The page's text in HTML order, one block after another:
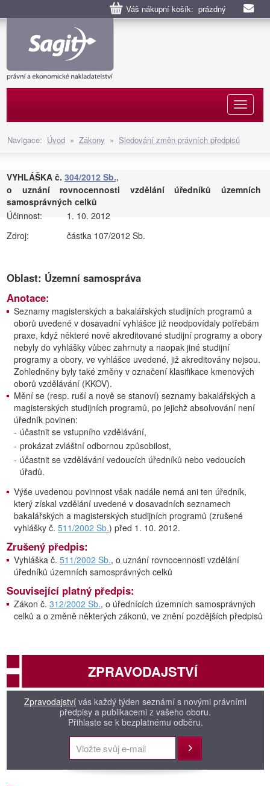
Váš nákupní košík: prázdný
Navigace: Úvod » Zákony » Sledování změn právních předpisů
VYHLÁŠKA č. 304/2012 Sb.,
o uznání rovnocennosti vzdělání úředníků územních
samosprávných celků
Účinnost:
1. 10. 2012
Zdroj:
částka 107/2012 Sb.
Oblast: Územní samospráva
Anotace:
Seznamy magisterských a bakalářských studijních programů a
oborů uvedené v dosavadní vyhlášce již neodpovídaly potřebám
praxe, když některé nově akreditované studijní programy a obory
nebyly do vyhlášky vůbec zahrnuty a naopak jiné studijní
programy a obory, ve vyhlášce uvedené, již akreditovány nejsou.
Zohledněny byly také změny v označení klasifikace kmenových
oborů vzdělávání (KKOV).
Mění se (resp. ruší a nově se stanoví) seznamy bakalářských a
magisterských studijních programů, po jejichž absolvování není
úředník povinen:
- účastnit se vstupního vzdělávání,
- prokázat zvláštní odbornou způsobilost,
- účastnit se vzdělávání vedoucích úředníků nebo vedoucích
úřadů.
Výše uvedenou povinnost však nadále nemá ani ten úředník,
který získal vzdělání uvedené v dosavadních seznamech
bakalářských a magisterských studijních programů (zrušené
vyhlášky č. 511/2002 Sb.) před 1. 10. 2012.
Zrušený předpis:
Vyhláška č. 511/2002 Sb., o uznání rovnocennosti vzdělání
úředníků územních samosprávných celků
Související platný předpis:
Zákon č. 312/2002 Sb., o úřednících územních samosprávných
celků a o změně některých zákonů, ve znění pozdějších předpisů
ZPRAVODAJSTVÍ
Zpravodajství vás každý týden seznámí s novými právními
předpisy a publikacemi z vašeho oboru.
Přihlaste se k bezplatnému odběru.
Přihlásit